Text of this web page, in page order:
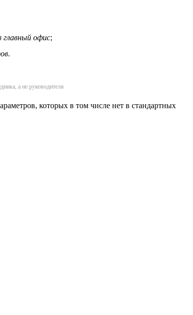
главный офис;
.
а не руководителя
которых в том числе нет в стандартных